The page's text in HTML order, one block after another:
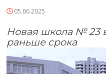
05.06.2025
Новая школа № 23
раньше срока